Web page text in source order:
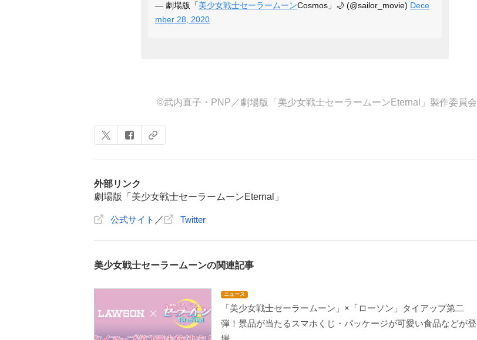
— 劇場版「美少女戦士セーラームーンCosmos」🌙 (@sailor_movie) Dece
mber 28, 2020
©武内直子・PNP／劇場版「美少女戦士セーラームーンEternal」製作委員会
外部リンク
劇場版「美少女戦士セーラームーンEternal」
公式サイト ／ Twitter
美少女戦士セーラームーンの関連記事
ニュース
「美少女戦士セーラームーン」×「ローソン」タイアップ第二
弾！景品が当たるスマホくじ・パッケージが可愛い食品などが登